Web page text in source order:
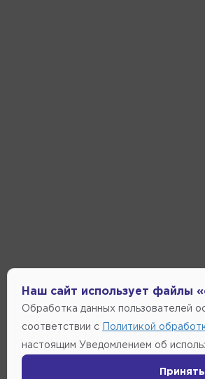
Наш сайт использует файлы
Обработка данных пользователей
соответствии с Политикой
настоящим Уведомлением об
Принять